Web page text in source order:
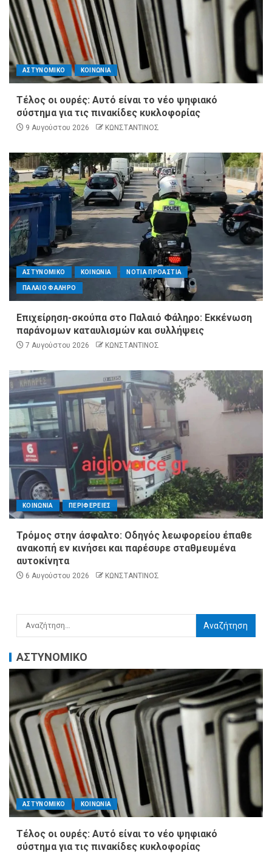
ΑΣΤΥΝΟΜΙΚΟ ΚΟΙΝΩΝΙΑ
Τέλος οι ουρές: Αυτό είναι το νέο ψηφιακό
σύστημα για τις πινακίδες κυκλοφορίας
9 Αυγούστου 2026 ΚΩΝΣΤΑΝΤΙΝΟΣ
ΑΣΤΥΝΟΜΙΚΟ ΚΟΙΝΩΝΙΑ ΝΟΤΙΑ ΠΡΟΑΣΤΙΑ
ΠΑΛΑΙΟ ΦΑΛΗΡΟ
Επιχείρηση-σκούπα στο Παλαιό Φάληρο: Εκκένωση
παράνομων καταυλισμών και συλλήψεις
7 Αυγούστου 2026 ΚΩΝΣΤΑΝΤΙΝΟΣ
ΚΟΙΝΩΝΙΑ ΠΕΡΙΦΕΡΕΙΕΣ
Τρόμος στην άσφαλτο: Οδηγός λεωφορείου έπαθε
ανακοπή εν κινήσει και παρέσυρε σταθμευμένα
αυτοκίνητα
6 Αυγούστου 2026 ΚΩΝΣΤΑΝΤΙΝΟΣ
ΑΣΤΥΝΟΜΙΚΟ
ΑΣΤΥΝΟΜΙΚΟ ΚΟΙΝΩΝΙΑ
Τέλος οι ουρές: Αυτό είναι το νέο ψηφιακό
σύστημα για τις πινακίδες κυκλοφορίας